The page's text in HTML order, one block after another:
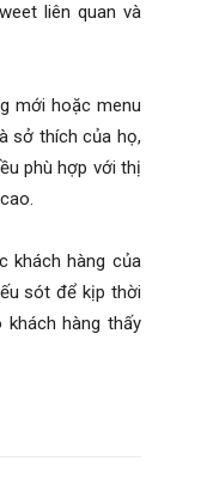
liên quan và
mới hoặc menu
sở thích của họ,
phù hợp với thị
khách hàng của
sót để kịp thời
hàng thấy